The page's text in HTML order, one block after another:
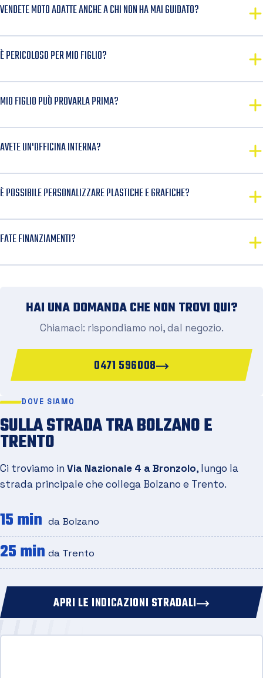
VENDETE MOTO ADATTE ANCHE A CHI NON HA MAI GUIDATO?
È PERICOLOSO PER MIO FIGLIO?
MIO FIGLIO PUÒ PROVARLA PRIMA?
AVETE UN'OFFICINA INTERNA?
È POSSIBILE PERSONALIZZARE PLASTICHE E GRAFICHE?
FATE FINANZIAMENTI?
HAI UNA DOMANDA CHE NON TROVI QUI?
Chiamaci: rispondiamo noi, dal negozio.
0471 596008
DOVE SIAMO
SULLA STRADA TRA BOLZANO E
TRENTO
Ci troviamo in Via Nazionale 4 a Bronzolo, lungo la
strada principale che collega Bolzano e Trento.
15 min da Bolzano
25 min da Trento
APRI LE INDICAZIONI STRADALI